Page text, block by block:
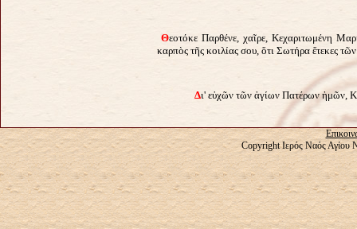
Θεοτόκε Παρθένε, χαῖρε, Κεχαριτωμένη
καρπὸς τῆς κοιλίας σου, ὅτι Σωτήρα ἔτεκες
Δι' εὐχῶν τῶν ἁγίων Πατέρων ἡμῶν,
Copyright Ιερός Ναός Αγίου